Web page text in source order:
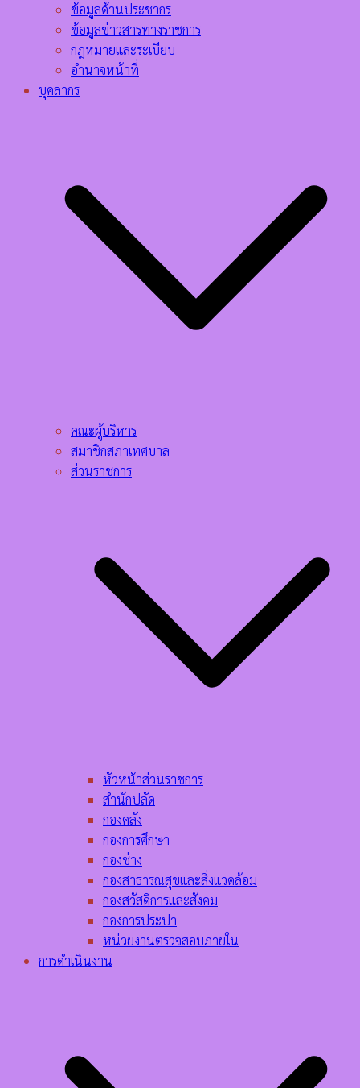
ข้อมูลด้านประชากร
ข้อมูลข่าวสารทางราชการ
กฎหมายและระเบียบ
อำนาจหน้าที่
บุคลากร
คณะผู้บริหาร
สมาชิกสภาเทศบาล
ส่วนราชการ
หัวหน้าส่วนราชการ
สำนักปลัด
กองคลัง
กองการศึกษา
กองช่าง
กองสาธารณสุขและสิ่งแวดล้อม
กองสวัสดิการและสังคม
กองการประปา
หน่วยงานตรวจสอบภายใน
การดำเนินงาน